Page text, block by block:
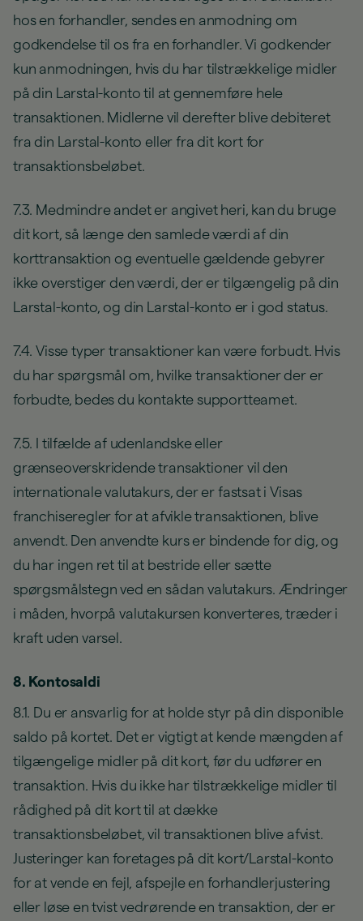
hos en forhandler, sendes en anmodning om
godkendelse til os fra en forhandler. Vi godkender
kun anmodningen, hvis du har tilstrækkelige midler
på din Larstal-konto til at gennemføre hele
transaktionen. Midlerne vil derefter blive debiteret
fra din Larstal-konto eller fra dit kort for
transaktionsbeløbet.
7.3. Medmindre andet er angivet heri, kan du bruge
dit kort, så længe den samlede værdi af din
korttransaktion og eventuelle gældende gebyrer
ikke overstiger den værdi, der er tilgængelig på din
Larstal-konto, og din Larstal-konto er i god status.
7.4. Visse typer transaktioner kan være forbudt. Hvis
du har spørgsmål om, hvilke transaktioner der er
forbudte, bedes du kontakte supportteamet.
7.5. I tilfælde af udenlandske eller
grænseoverskridende transaktioner vil den
internationale valutakurs, der er fastsat i Visas
franchiseregler for at afvikle transaktionen, blive
anvendt. Den anvendte kurs er bindende for dig, og
du har ingen ret til at bestride eller sætte
spørgsmålstegn ved en sådan valutakurs. Ændringer
i måden, hvorpå valutakursen konverteres, træder i
kraft uden varsel.
8. Kontosaldi
8.1. Du er ansvarlig for at holde styr på din disponible
saldo på kortet. Det er vigtigt at kende mængden af
tilgængelige midler på dit kort, før du udfører en
transaktion. Hvis du ikke har tilstrækkelige midler til
rådighed på dit kort til at dække
transaktionsbeløbet, vil transaktionen blive afvist.
Justeringer kan foretages på dit kort/Larstal-konto
for at vende en fejl, afspejle en forhandlerjustering
eller løse en tvist vedrørende en transaktion, der er